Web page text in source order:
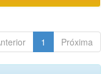
1 Próxima